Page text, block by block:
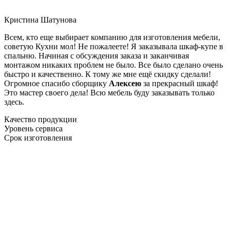
Кристина Шатунова
Всем, кто еще выбирает компанию для изготовления мебели,
советую Кухни мол! Не пожалеете! Я заказывала шкаф-купе в
спальню. Начиная с обсуждения заказа и заканчивая
монтажом никаких проблем не было. Все было сделано очень
быстро и качественно. К тому же мне ещё скидку сделали!
Огромное спасибо сборщику Алексею за прекрасный шкаф!
Это мастер своего дела! Всю мебель буду заказывать только
здесь.
Качество продукции
Уровень сервиса
Срок изготовления